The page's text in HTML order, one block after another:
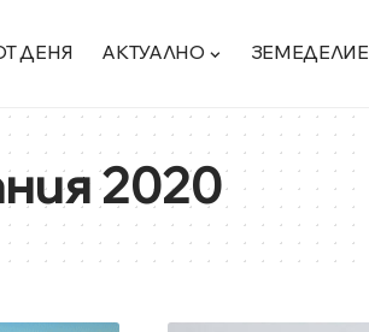
ДЕНЯ АКТУАЛНО ЗЕМЕДЕЛИЕ
2020